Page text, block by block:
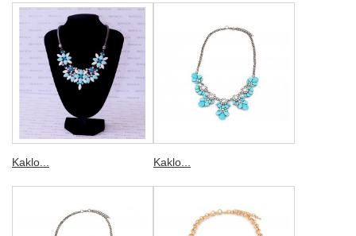
Kaklo... Kaklo...